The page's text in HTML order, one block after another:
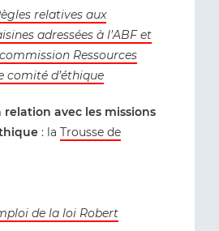
relatives aux
adressées à l’ABF et
Ressources
comité d’éthique
relation avec les missions
: la Trousse de
de la loi Robert